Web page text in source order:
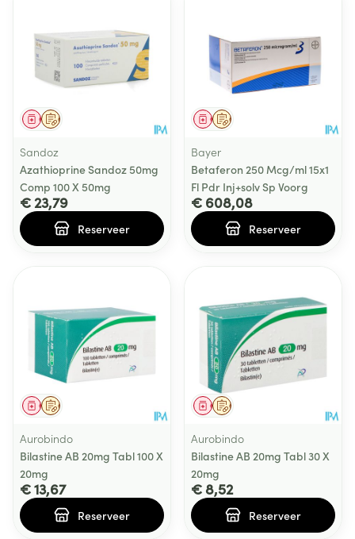
Op voorschrift
Geneesmiddel
Sandoz
Azathioprine Sandoz 50mg
Comp 100 X 50mg
€ 23,79
Reserveer
Op voorschrift
Geneesmiddel
Bayer
Betaferon 250 Mcg/ml 15x1
Fl Pdr Inj+solv Sp Voorg
€ 608,08
Reserveer
Op voorschrift
Geneesmiddel
Aurobindo
Bilastine AB 20mg Tabl 100 X
20mg
€ 13,67
Reserveer
Op voorschrift
Geneesmiddel
Aurobindo
Bilastine AB 20mg Tabl 30 X
20mg
€ 8,52
Reserveer